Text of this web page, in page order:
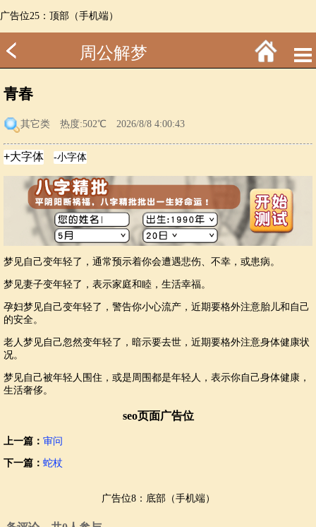
广告位25：顶部（手机端）
周公解梦
青春
其它类 热度:502℃ 2026/8/8 4:00:43
梦见自己变年轻了，通常预示着你会遭遇悲伤、不幸，或患病。
梦见妻子变年轻了，表示家庭和睦，生活幸福。
孕妇梦见自己变年轻了，警告你小心流产，近期要格外注意胎儿和自己
的安全。
老人梦见自己忽然变年轻了，暗示要去世，近期要格外注意身体健康状
况。
梦见自己被年轻人围住，或是周围都是年轻人，表示你自己身体健康，
生活奢侈。
seo页面广告位
上一篇： 审问
下一篇： 蛇杖
广告位8：底部（手机端）